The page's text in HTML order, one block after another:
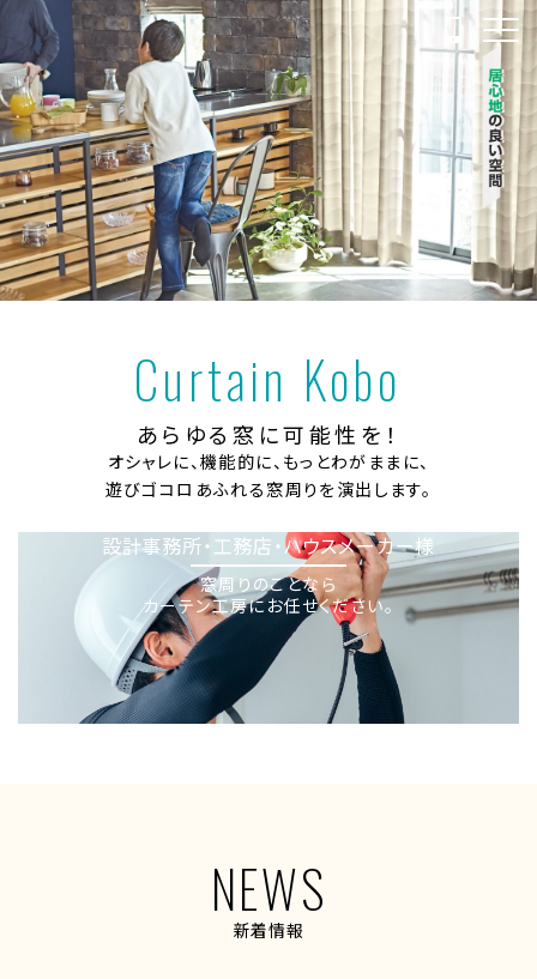
Curtain Kobo
あらゆる窓に可能性を！
オシャレに、機能的に、もっとわがままに、
遊びゴコロあふれる窓周りを演出します。
設計事務所・工務店・ハウスメーカー様
窓周りのことなら
カーテン工房にお任せください。
NEWS
新着情報